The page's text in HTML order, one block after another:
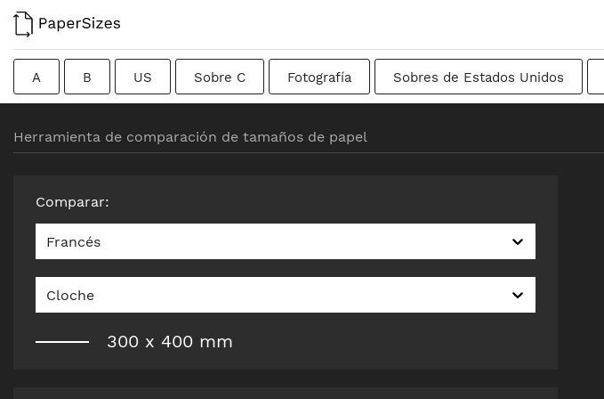
A B US Sobre C Fotografía Sobres de Estados Unidos
Formato bruto Canadiense Británico tradicional
Herramienta de comparación de tamaños de papel
Comparar:
Francés
Cloche
300 x 400 mm